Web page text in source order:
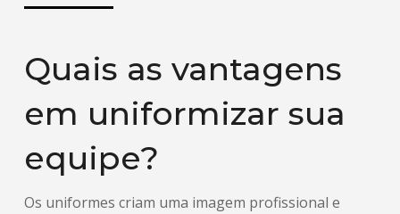
Quais as vantagens
em uniformizar sua
equipe?
Os uniformes criam uma imagem profissional e